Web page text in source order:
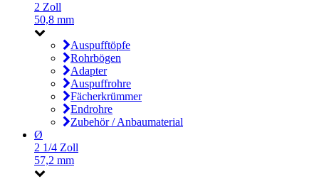
2 Zoll
50,8 mm
Auspufftöpfe
Rohrbögen
Adapter
Auspuffrohre
Fächerkrümmer
Endrohre
Zubehör / Anbaumaterial
Ø
2 1/4 Zoll
57,2 mm